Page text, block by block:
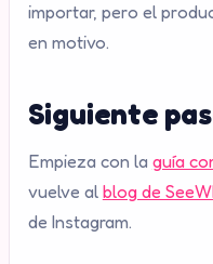
importar, pero el
en motivo.
Siguiente
Empieza con la guía
vuelve al blog de
de Instagram.